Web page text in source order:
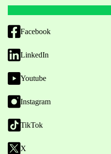
Facebook
LinkedIn
Youtube
Instagram
TikTok
X